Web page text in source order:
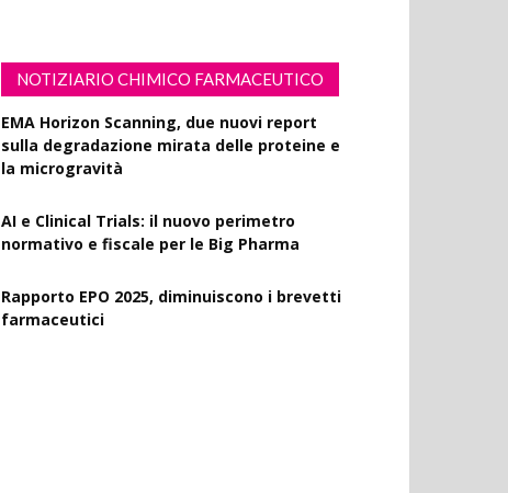
NOTIZIARIO CHIMICO FARMACEUTICO
EMA Horizon Scanning, due nuovi report
sulla degradazione mirata delle proteine e
la microgravità
AI e Clinical Trials: il nuovo perimetro
normativo e fiscale per le Big Pharma
Rapporto EPO 2025, diminuiscono i brevetti
farmaceutici